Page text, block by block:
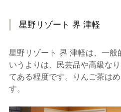
星野リゾート 界 津軽
星野リゾート 界 津軽は、一般
いうよりは、民芸品や高級な
てある程度です。りんご茶は
す。